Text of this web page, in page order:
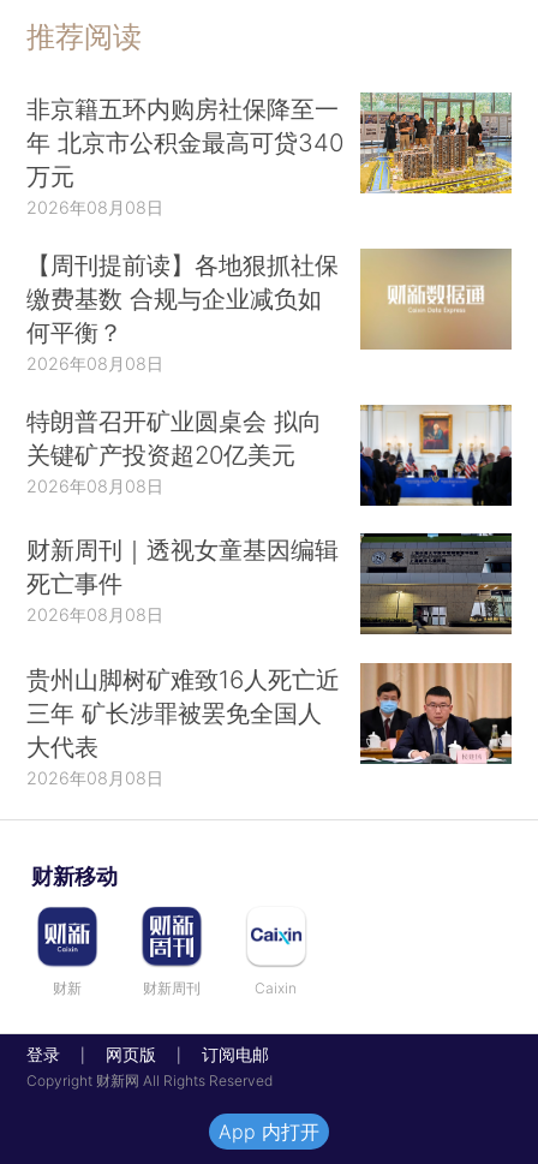
推荐阅读
非京籍五环内购房社保降至一
年 北京市公积金最高可贷340
万元
2026年08月08日
【周刊提前读】各地狠抓社保
缴费基数 合规与企业减负如
何平衡？
2026年08月08日
特朗普召开矿业圆桌会 拟向
关键矿产投资超20亿美元
2026年08月08日
财新周刊｜透视女童基因编辑
死亡事件
2026年08月08日
贵州山脚树矿难致16人死亡近
三年 矿长涉罪被罢免全国人
大代表
2026年08月08日
财新移动
财新 财新周刊 Caixin
登录 网页版 订阅电邮
Copyright 财新网 All Rights Reserved
App 内打开